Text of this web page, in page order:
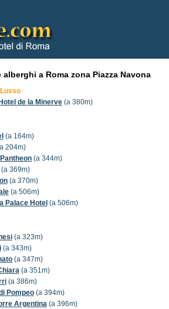
alberghi a Roma zona Piazza Navona
de la Minerve(a 380m)
(a 164m)
204m)
(a 344m)
369m)
(a 370m)
(a 506m)
Palace Hotel (a 506m)
(a 323m)
(a 343m)
(a 347m)
(a 351m)
(a 386m)
Pompeo(a 394m)
Argentina(a 396m)